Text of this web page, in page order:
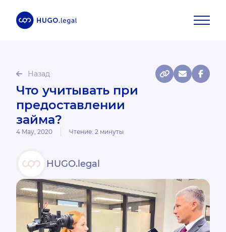
Назад
Что учитывать при
предоставлении
займа?
4 May, 2020 Чтение: 2 минуты
HUGO.legal